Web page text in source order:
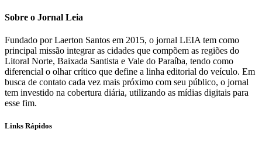
Sobre o Jornal Leia
Fundado por Laerton Santos em 2015, o jornal LEIA tem como
principal missão integrar as cidades que compõem as regiões do
Litoral Norte, Baixada Santista e Vale do Paraíba, tendo como
diferencial o olhar crítico que define a linha editorial do veículo. Em
busca de contato cada vez mais próximo com seu público, o jornal
tem investido na cobertura diária, utilizando as mídias digitais para
esse fim.
Links Rápidos